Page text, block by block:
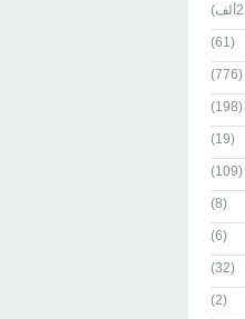
(61)
(776)
(198)
(19)
(109)
(8)
(6)
(32)
(2)